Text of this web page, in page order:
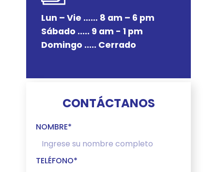
Lun – Vie …… 8 am – 6 pm
Sábado ..... 9 am - 1 pm
Domingo ..... Cerrado
CONTÁCTANOS
NOMBRE*
TELÉFONO*